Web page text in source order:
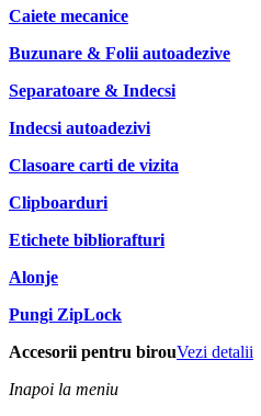
Caiete mecanice
Buzunare & Folii autoadezive
Separatoare & Indecsi
Indecsi autoadezivi
Clasoare carti de vizita
Clipboarduri
Etichete bibliorafturi
Alonje
Pungi ZipLock
Accesorii pentru birouVezi detalii
Inapoi la meniu